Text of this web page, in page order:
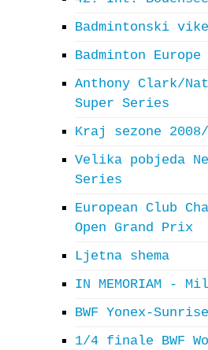
Badmintonski
Badminton
Anthony Clark/
Super Series
Kraj sezone
Velika pobjeda
Series
European Club
Open Grand Prix
Ljetna shema
IN MEMORIAM -
BWF Yonex-
1/4 finale BWF